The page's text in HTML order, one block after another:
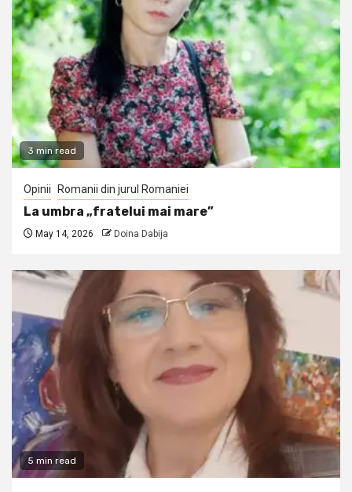
3 min read
Opinii Romanii din jurul Romaniei
La umbra „fratelui mai mare”
May 14, 2026 Doina Dabija
5 min read